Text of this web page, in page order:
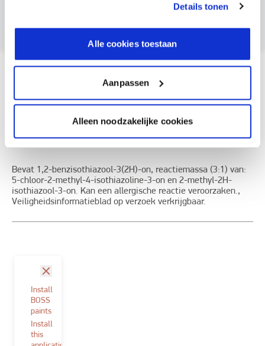
Details tonen
Alle cookies toestaan
Aanpassen
Alleen noodzakelijke cookies
Hoe te gebruiken?
Documentatie
Bevat 1,2-benzisothiazool-3(2H)-on, reactiemassa (3:1) van:
5-chloor-2-methyl-4-isothiazoline-3-on en 2-methyl-2H-
isothiazool-3-on. Kan een allergische reactie veroorzaken.,
Veiligheidsinformatieblad op verzoek verkrijgbaar.
Install
BOSS
paints
Install
this
sluit